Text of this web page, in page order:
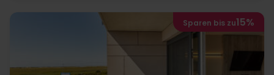
Sparen bis zu15%